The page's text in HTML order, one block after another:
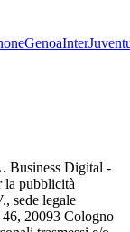
GenoaInter
Business Digital -
la pubblicità
sede legale
20093 Cologno